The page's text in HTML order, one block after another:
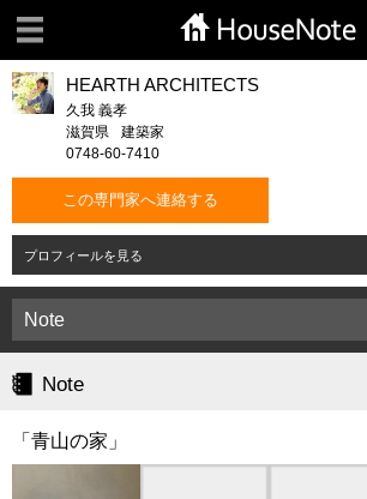
HEARTH ARCHITECTS
久我 義孝
滋賀県
建築家
0748-60-7410
この専門家へ連絡する
プロフィールを見る
Note
「青山の家」